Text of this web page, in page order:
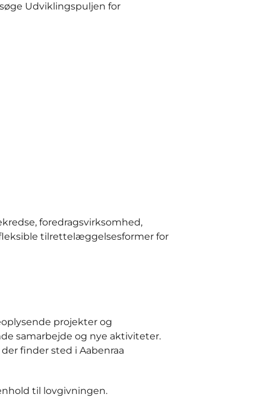
Udviklingspuljen for
foredragsvirksomhed,
tilrettelæggelsesformer for
projekter og
samarbejde og nye aktiviteter.
finder sted i Aabenraa
til lovgivningen.